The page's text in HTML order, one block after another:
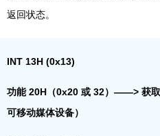
返回状态。
INT 13H (0x13)
功能 20H（0x20 或 32）——> 获
可移动媒体设备）